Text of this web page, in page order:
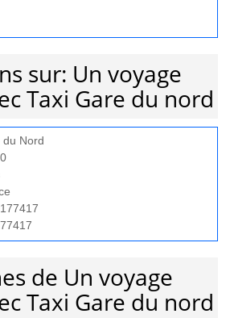
sur: Un voyage
Taxi Gare du nord
du Nord
de Un voyage
Taxi Gare du nord